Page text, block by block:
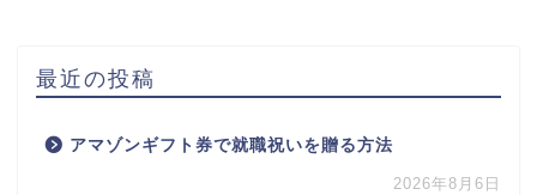
最近の投稿
アマゾンギフト券で就職祝いを贈る方法
2026年8月6日